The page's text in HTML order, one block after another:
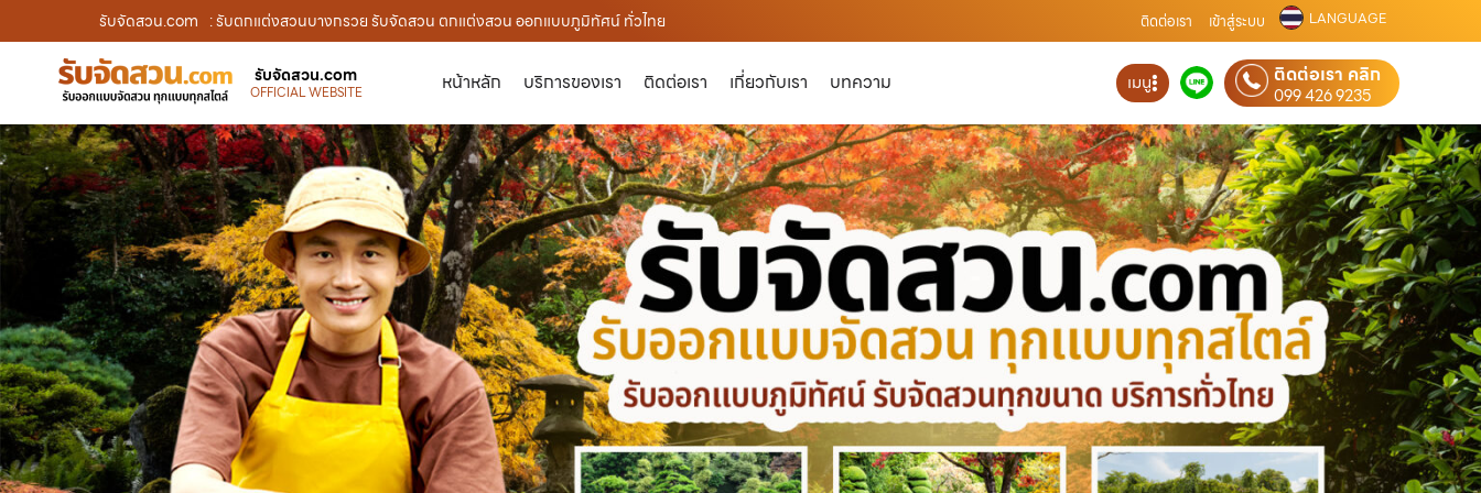
รับจัดสวน.com : รับตกแต่งสวนบางกรวย รับจัดสวน ตกแต่งสวน ออกแบบภูมิทัศน์ ทั่วไทย ติดต่อเรา เข้าสู่ระบบ LANGUAGE
รับจัดสวน.com
OFFICIAL WEBSITE หน้าหลัก บริการของเรา ติดต่อเรา เกี่ยวกับเรา บทความ เมนู ติดต่อเรา คลิก
099 426 9235